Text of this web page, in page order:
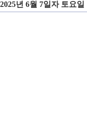
2025년 6월 7일자 토요일